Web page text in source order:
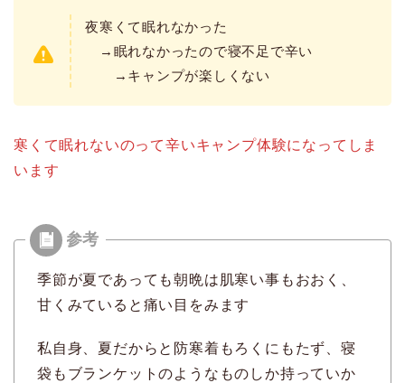
夜寒くて眠れなかった
→眠れなかったので寝不足で辛い
→キャンプが楽しくない
寒くて眠れないのって辛いキャンプ体験になってしま
います
季節が夏であっても朝晩は肌寒い事もおおく、
甘くみていると痛い目をみます
私自身、夏だからと防寒着もろくにもたず、寝
袋もブランケットのようなものしか持っていか